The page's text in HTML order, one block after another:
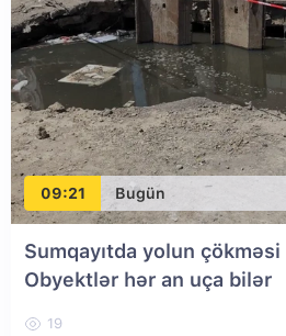
09:21 Bugün
Sumqayıtda yolun
Obyektlər hər an uça bilər
19